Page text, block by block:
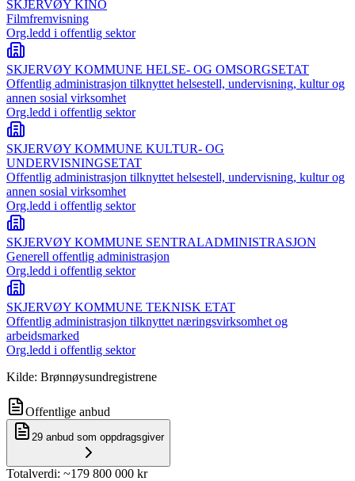
SKJERVØY KINO
Filmfremvisning
Org.ledd i offentlig sektor
SKJERVØY KOMMUNE HELSE- OG OMSORGSETAT
Offentlig administrasjon tilknyttet helsestell, undervisning, kultur og
annen sosial virksomhet
Org.ledd i offentlig sektor
SKJERVØY KOMMUNE KULTUR- OG
UNDERVISNINGSETAT
Offentlig administrasjon tilknyttet helsestell, undervisning, kultur og
annen sosial virksomhet
Org.ledd i offentlig sektor
SKJERVØY KOMMUNE SENTRALADMINISTRASJON
Generell offentlig administrasjon
Org.ledd i offentlig sektor
SKJERVØY KOMMUNE TEKNISK ETAT
Offentlig administrasjon tilknyttet næringsvirksomhet og
arbeidsmarked
Org.ledd i offentlig sektor
Kilde: Brønnøysundregistrene
Offentlige anbud
29 anbud som oppdragsgiver
Totalverdi: ~179 800 000 kr